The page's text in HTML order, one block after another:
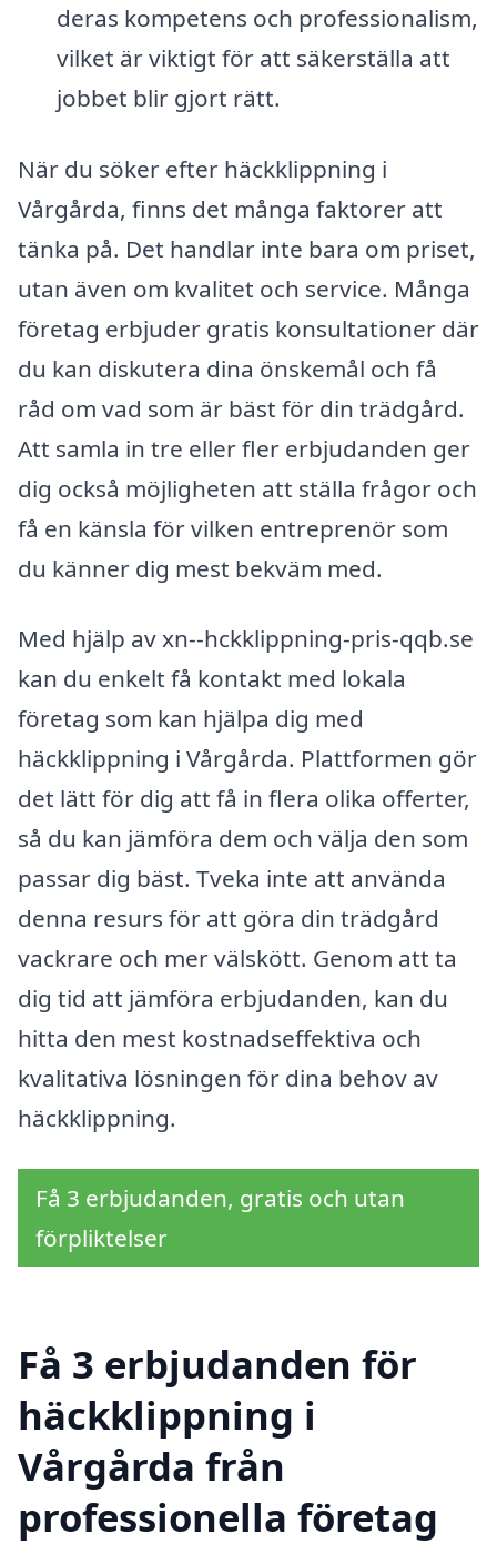
deras kompetens och professionalism,
vilket är viktigt för att säkerställa att
jobbet blir gjort rätt.
När du söker efter häckklippning i
Vårgårda, finns det många faktorer att
tänka på. Det handlar inte bara om priset,
utan även om kvalitet och service. Många
företag erbjuder gratis konsultationer där
du kan diskutera dina önskemål och få
råd om vad som är bäst för din trädgård.
Att samla in tre eller fler erbjudanden ger
dig också möjligheten att ställa frågor och
få en känsla för vilken entreprenör som
du känner dig mest bekväm med.
Med hjälp av xn--hckklippning-pris-qqb.se
kan du enkelt få kontakt med lokala
företag som kan hjälpa dig med
häckklippning i Vårgårda. Plattformen gör
det lätt för dig att få in flera olika offerter,
så du kan jämföra dem och välja den som
passar dig bäst. Tveka inte att använda
denna resurs för att göra din trädgård
vackrare och mer välskött. Genom att ta
dig tid att jämföra erbjudanden, kan du
hitta den mest kostnadseffektiva och
kvalitativa lösningen för dina behov av
häckklippning.
Få 3 erbjudanden, gratis och utan
förpliktelser
Få 3 erbjudanden för
häckklippning i
Vårgårda från
professionella företag